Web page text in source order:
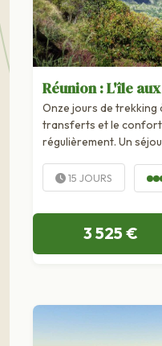
Réunion : L'île
Onze jours de trekking
transferts et le
régulièrement. Un
maximum de...
15 JOURS
3 525 €